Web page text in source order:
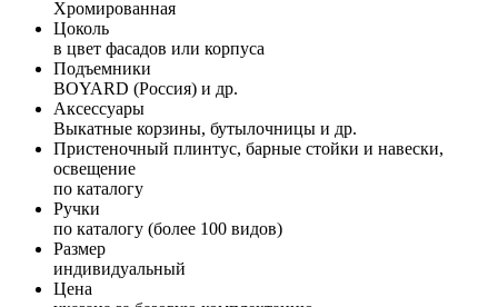
Хромированная
Цоколь
в цвет фасадов или корпуса
Подъемники
BOYARD (Россия) и др.
Аксессуары
Выкатные корзины, бутылочницы и др.
Пристеночный плинтус, барные стойки и навески,
освещение
по каталогу
Ручки
по каталогу (более 100 видов)
Размер
индивидуальный
Цена